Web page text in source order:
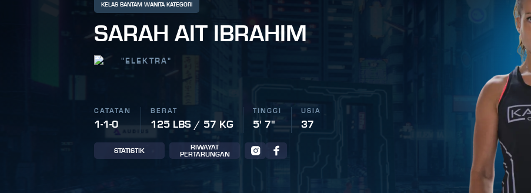
KELAS BANTAM WANITA KATEGORI
SARAH AIT IBRAHIM
" ELEKTRA"
CATATAN
1-1-0
BERAT
125 LBS / 57 KG
TINGGI
5' 7"
USIA
37
STATISTIK
RIWAYAT
PERTARUNGAN